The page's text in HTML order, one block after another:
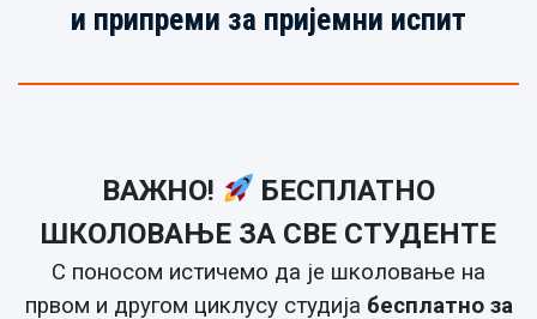
и припреми за пријемни испит
ВАЖНО!
БЕСПЛАТНО
ШКОЛОВАЊЕ ЗА СВЕ СТУДЕНТЕ
С поносом истичемо да је школовање на
првом и другом циклусу студија бесплатно за